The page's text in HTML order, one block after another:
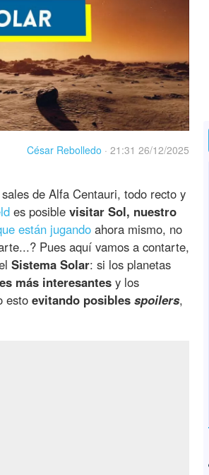
César Rebolledo · 21:31 26/12/2025
de Alfa Centauri, todo recto y
es posible visitar Sol, nuestro
están jugando ahora mismo, no
Pues aquí vamos a contarte,
Sistema Solar: si los planetas
más interesantes y los
esto evitando posibles spoilers,